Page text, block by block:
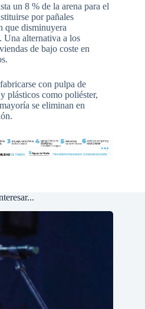
un 8 % de la arena para el
por pañales
que disminuyera
Una alternativa a los
de bajo coste en
con pulpa de
plásticos como poliéster,
se eliminan en